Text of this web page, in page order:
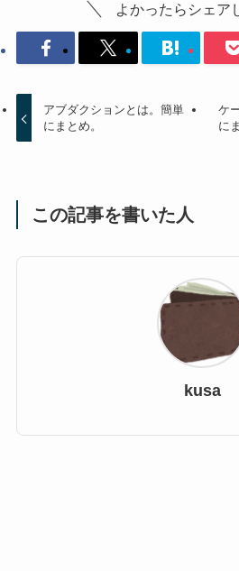
よかったらシェア
アブダクションとは。簡単
にまとめ。
ケ
に
この記事を書いた人
kusa